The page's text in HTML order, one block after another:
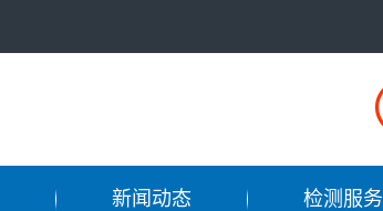
新闻动态 检测服务